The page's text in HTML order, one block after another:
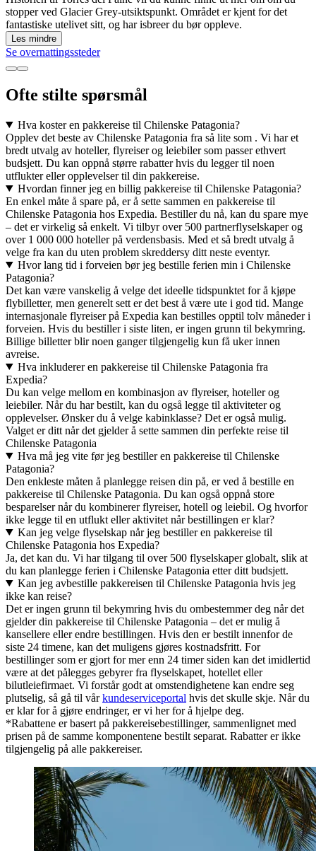
stopper ved Glacier Grey-utsiktspunkt. Området er kjent for det
fantastiske utelivet sitt, og har isbreer du bør oppleve.
Les mindre
Se overnattingssteder
Ofte stilte spørsmål
Hva koster en pakkereise til Chilenske Patagonia?
Opplev det beste av Chilenske Patagonia fra så lite som . Vi har et
bredt utvalg av hoteller, flyreiser og leiebiler som passer ethvert
budsjett. Du kan oppnå større rabatter hvis du legger til noen
utflukter eller opplevelser til din pakkereise.
Hvordan finner jeg en billig pakkereise til Chilenske Patagonia?
En enkel måte å spare på, er å sette sammen en pakkereise til
Chilenske Patagonia hos Expedia. Bestiller du nå, kan du spare mye
– det er virkelig så enkelt. Vi tilbyr over 500 partnerflyselskaper og
over 1 000 000 hoteller på verdensbasis. Med et så bredt utvalg å
velge fra kan du uten problem skreddersy ditt neste eventyr.
Hvor lang tid i forveien bør jeg bestille ferien min i Chilenske
Patagonia?
Det kan være vanskelig å velge det ideelle tidspunktet for å kjøpe
flybilletter, men generelt sett er det best å være ute i god tid. Mange
internasjonale flyreiser på Expedia kan bestilles opptil tolv måneder i
forveien. Hvis du bestiller i siste liten, er ingen grunn til bekymring.
Billige billetter blir noen ganger tilgjengelig kun få uker innen
avreise.
Hva inkluderer en pakkereise til Chilenske Patagonia fra
Expedia?
Du kan velge mellom en kombinasjon av flyreiser, hoteller og
leiebiler. Når du har bestilt, kan du også legge til aktiviteter og
opplevelser. Ønsker du å velge kabinklasse? Det er også mulig.
Valget er ditt når det gjelder å sette sammen din perfekte reise til
Chilenske Patagonia
Hva må jeg vite før jeg bestiller en pakkereise til Chilenske
Patagonia?
Den enkleste måten å planlegge reisen din på, er ved å bestille en
pakkereise til Chilenske Patagonia. Du kan også oppnå store
besparelser når du kombinerer flyreiser, hotell og leiebil. Og hvorfor
ikke legge til en utflukt eller aktivitet når bestillingen er klar?
Kan jeg velge flyselskap når jeg bestiller en pakkereise til
Chilenske Patagonia hos Expedia?
Ja, det kan du. Vi har tilgang til over 500 flyselskaper globalt, slik at
du kan planlegge ferien i Chilenske Patagonia etter ditt budsjett.
Kan jeg avbestille pakkereisen til Chilenske Patagonia hvis jeg
ikke kan reise?
Det er ingen grunn til bekymring hvis du ombestemmer deg når det
gjelder din pakkereise til Chilenske Patagonia – det er mulig å
kansellere eller endre bestillingen. Hvis den er bestilt innenfor de
siste 24 timene, kan det muligens gjøres kostnadsfritt. For
bestillinger som er gjort for mer enn 24 timer siden kan det imidlertid
være at det pålegges gebyrer fra flyselskapet, hotellet eller
bilutleiefirmaet. Vi forstår godt at omstendighetene kan endre seg
plutselig, så gå til vårkundeserviceportal hvis det skulle skje. Når du
er klar for å gjøre endringer, er vi her for å hjelpe deg.
*Rabattene er basert på pakkereisebestillinger, sammenlignet med
prisen på de samme komponentene bestilt separat. Rabatter er ikke
tilgjengelig på alle pakkereiser.